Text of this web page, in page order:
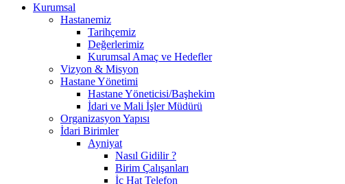
Kurumsal
Hastanemiz
Tarihçemiz
Değerlerimiz
Kurumsal Amaç ve Hedefler
Vizyon & Misyon
Hastane Yönetimi
Hastane Yöneticisi/Başhekim
İdari ve Mali İşler Müdürü
Organizasyon Yapısı
İdari Birimler
Ayniyat
Nasıl Gidilir ?
Birim Çalışanları
İç Hat Telefon